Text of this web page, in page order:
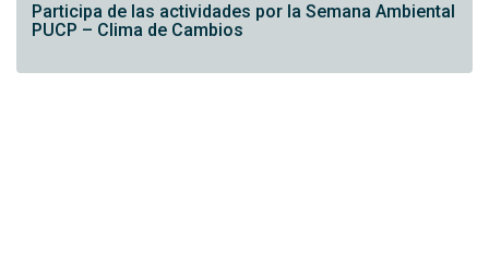
Participa de las actividades por la Semana Ambiental
PUCP – Clima de Cambios